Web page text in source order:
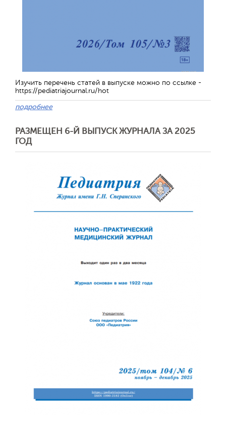
Изучить перечень статей в выпуске можно по ссылке -
https://pediatriajournal.ru/hot
подробнее
РАЗМЕЩЕН 6-Й ВЫПУСК ЖУРНАЛА ЗА 2025
ГОД
Обратная